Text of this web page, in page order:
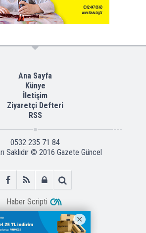
Ana Sayfa
Künye
İletişim
Ziyaretçi Defteri
RSS
0532 235 71 84
Saklıdır © 2016 Gazete Güncel
Haber Scripti